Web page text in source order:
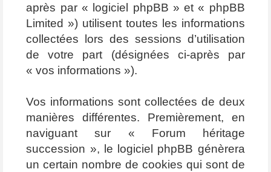
après par « logiciel phpBB » et « phpBB
Limited ») utilisent toutes les informations
collectées lors des sessions d’utilisation
de votre part (désignées ci-après par
« vos informations »).
Vos informations sont collectées de deux
manières différentes. Premièrement, en
naviguant sur « Forum héritage
succession », le logiciel phpBB génèrera
un certain nombre de cookies qui sont de